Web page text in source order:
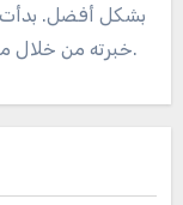
بشكل أفضل. بدأت
خبرته من خلال مقالات جذابة وتحليلات مدفوعة بالبيانات.